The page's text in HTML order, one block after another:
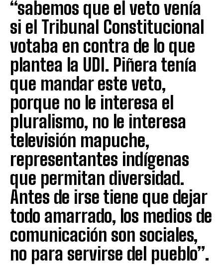
“sabemos que el veto venía
si el Tribunal Constitucional
votaba en contra de lo que
plantea la UDI. Piñera tenía
que mandar este veto,
porque no le interesa el
pluralismo, no le interesa
televisión mapuche,
representantes indígenas
que permitan diversidad.
Antes de irse tiene que dejar
todo amarrado, los medios de
comunicación son sociales,
no para servirse del pueblo”.